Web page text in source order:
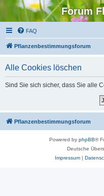
Forum
FAQ
Pflanzenbestimmungsforum
Alle Cookies löschen
Sind Sie sich sicher, dass Sie alle
Pflanzenbestimmungsforum
Powered by phpBB®
Deutsche
Impressum |